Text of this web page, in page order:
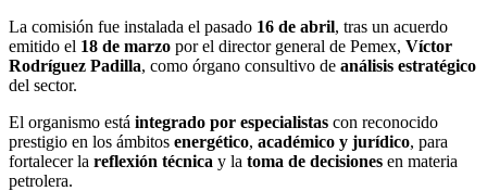
La comisión fue instalada el pasado 16 de abril, tras un acuerdo
emitido el 18 de marzo por el director general de Pemex, Víctor
Rodríguez Padilla, como órgano consultivo de análisis estratégico
del sector.
El organismo está integrado por especialistas con reconocido
prestigio en los ámbitos energético, académico y jurídico, para
fortalecer la reflexión técnica y la toma de decisiones en materia
petrolera.